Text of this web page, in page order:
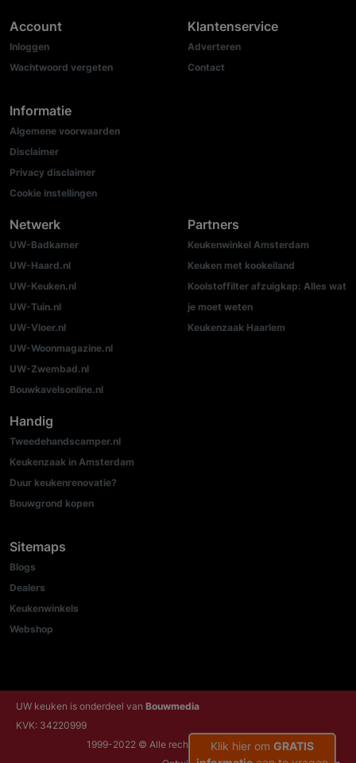
Account
Inloggen
Wachtwoord vergeten
Informatie
Algemene voorwaarden
Disclaimer
Privacy disclaimer
Cookie instellingen
Klantenservice
Adverteren
Contact
Netwerk
UW-Badkamer
UW-Haard.nl
UW-Keuken.nl
UW-Tuin.nl
UW-Vloer.nl
UW-Woonmagazine.nl
UW-Zwembad.nl
Bouwkavelsonline.nl
Partners
Keukenwinkel Amsterdam
Keuken met kookeiland
Koolstoffilter afzuigkap: Alles wat
je moet weten
Keukenzaak Haarlem
Handig
Tweedehandscamper.nl
Keukenzaak in Amsterdam
Duur keukenrenovatie?
Bouwgrond kopen
Sitemaps
Blogs
Dealers
Keukenwinkels
Webshop
UW keuken is onderdeel van Bouwmedia
KVK: 34220999
1999-2022 © Alle rechten voorbehouden
Klik hier om GRATIS